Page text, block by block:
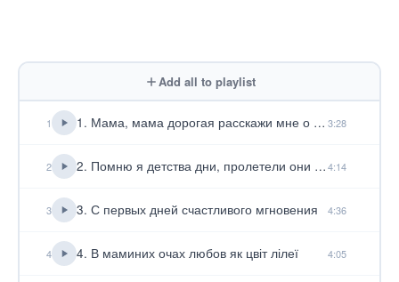
Add all to playlist
1 1. Мама, мама дорогая расскажи мне о Христе
3:28
2 2. Помню я детства дни, пролетели они не заметно
4:14
3 3. С первых дней счастливого мгновения 4:36
4 4. В маминих очах любов як цвіт лілеї 4:05